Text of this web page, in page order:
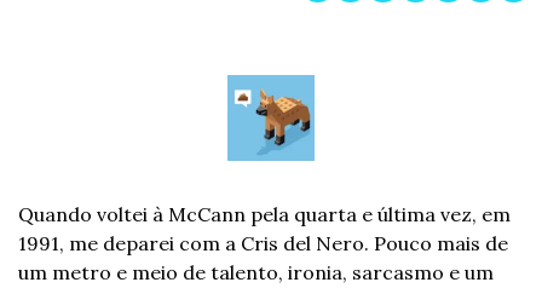
Quando voltei à McCann pela quarta e última vez, em
1991, me deparei com a Cris del Nero. Pouco mais de
um metro e meio de talento, ironia, sarcasmo e um